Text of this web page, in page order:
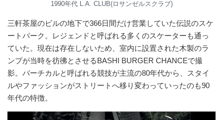
1990年代 L.A. CLUB(ロサンゼルスクラブ)
三軒茶屋のビルの地下で366日間だけ営業していた伝説のスケ
ートパーク。レジェンドと呼ばれる多くのスケーターも通っ
ていた。現在は存在しないため、室内に設置された木製のラ
ンプが当時を彷彿とさせるBASHI BURGER CHANCEで撮
影。バーチカルと呼ばれる競技が主流の80年代から、スタイ
ルやファッションがストリートへ移り変わっていったのも90
年代の特徴。